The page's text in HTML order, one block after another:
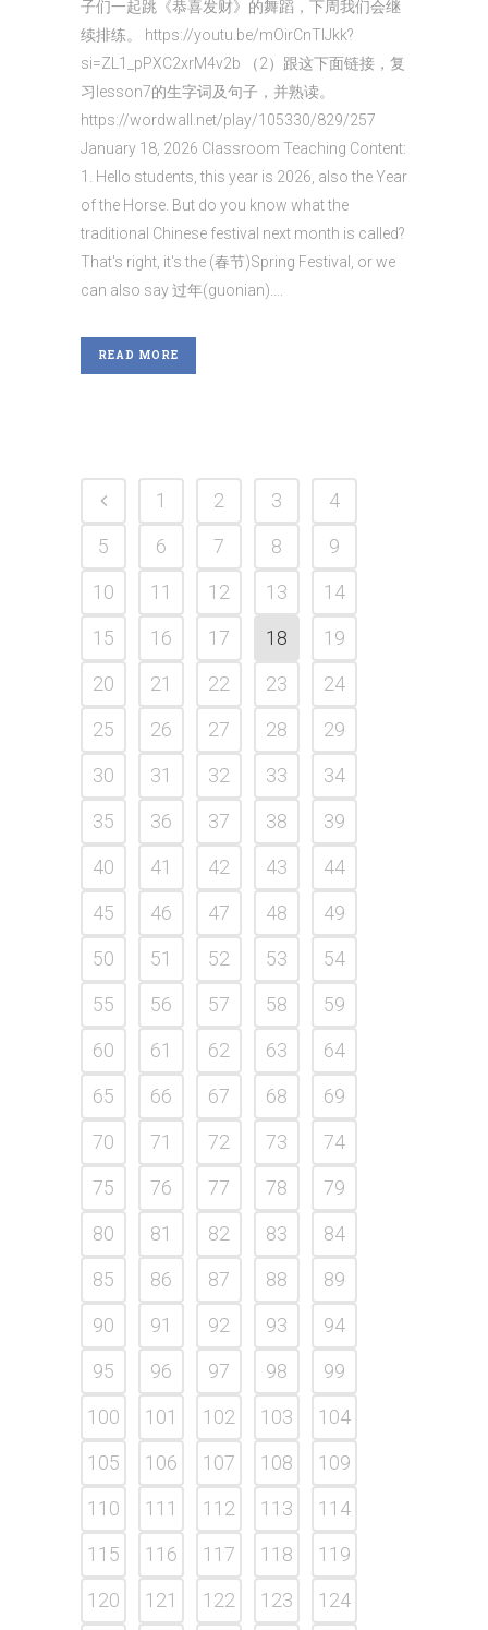
子们一起跳《恭喜发财》的舞蹈，下周我们会继
续排练。 https://youtu.be/mOirCnTlJkk?
si=ZL1_pPXC2xrM4v2b （2）跟这下面链接，复
习lesson7的生字词及句子，并熟读。
https://wordwall.net/play/105330/829/257
January 18, 2026 Classroom Teaching Content:
1. Hello students, this year is 2026, also the Year
of the Horse. But do you know what the
traditional Chinese festival next month is called?
That's right, it's the (春节)Spring Festival, or we
can also say 过年(guonian)....
READ MORE
1 2 3
4
5
6 7 8
9
10
11 12 13
14
15
16 17 18
19
20
21 22 23
24
25
26 27 28
29
30
31 32 33
34
35
36 37 38
39
40
41 42 43
44
45
46 47 48
49
50
51 52 53
54
55
56 57 58
59
60
61 62 63
64
65
66 67 68
69
70
71 72 73
74
75
76 77 78
79
80
81 82 83
84
85
86 87 88
89
90
91 92 93
94
95
96 97 98
99
100
101 102 103
104
105
106 107 108
109
110
111 112 113
114
115
116 117 118
119
120
121 122 123
124